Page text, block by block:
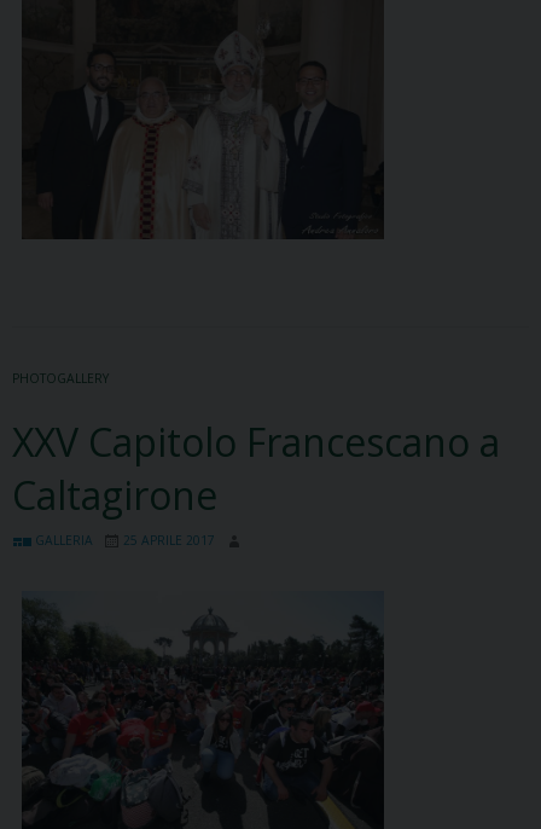
PHOTOGALLERY
XXV Capitolo Francescano a
Caltagirone
GALLERIA 25 APRILE 2017